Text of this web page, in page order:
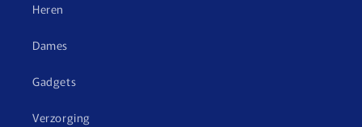
Heren
Dames
Gadgets
Verzorging